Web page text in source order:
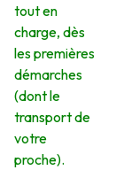
tout en
charge, dès
les premières
démarches
(dont le
transport de
votre
proche).